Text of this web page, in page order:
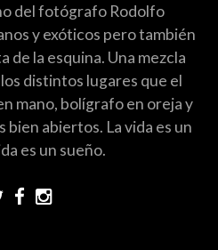
del fotógrafo Rodolfo
y exóticos pero también
de la esquina. Una mezcla
distintos lugares que el
mano, bolígrafo en oreja y
bien abiertos. La vida es un
es un sueño.